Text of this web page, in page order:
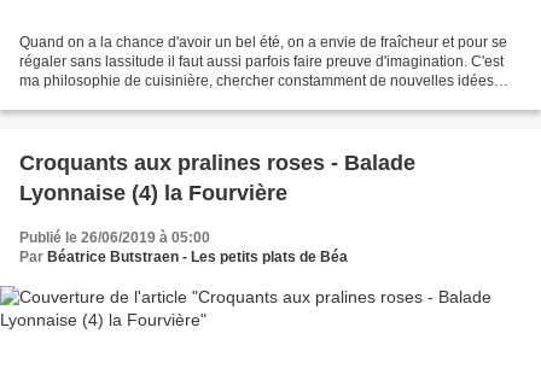
Quand on a la chance d'avoir un bel été, on a envie de fraîcheur et pour se
régaler sans lassitude il faut aussi parfois faire preuve d'imagination. C'est
ma philosophie de cuisinière, chercher constamment de nouvelles idées
Croquants aux pralines roses - Balade
Lyonnaise (4) la Fourvière
Publié le 26/06/2019 à 05:00
Par Béatrice Butstraen - Les petits plats de Béa